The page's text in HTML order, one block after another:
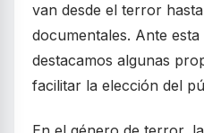
van desde el terror
documentales. Ante
destacamos algunas
facilitar la elección del